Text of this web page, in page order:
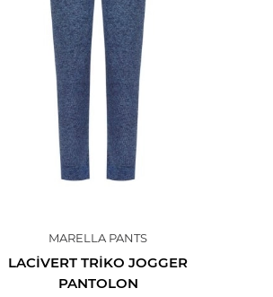
MARELLA PANTS
LACIVERT TRIKO JOGGER
PANTOLON